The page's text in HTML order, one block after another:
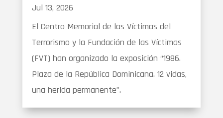
Jul 13, 2026
El Centro Memorial de las Víctimas del
Terrorismo y la Fundación de las Víctimas
(FVT) han organizado la exposición “1986.
Plaza de la República Dominicana. 12 vidas,
una herida permanente”.